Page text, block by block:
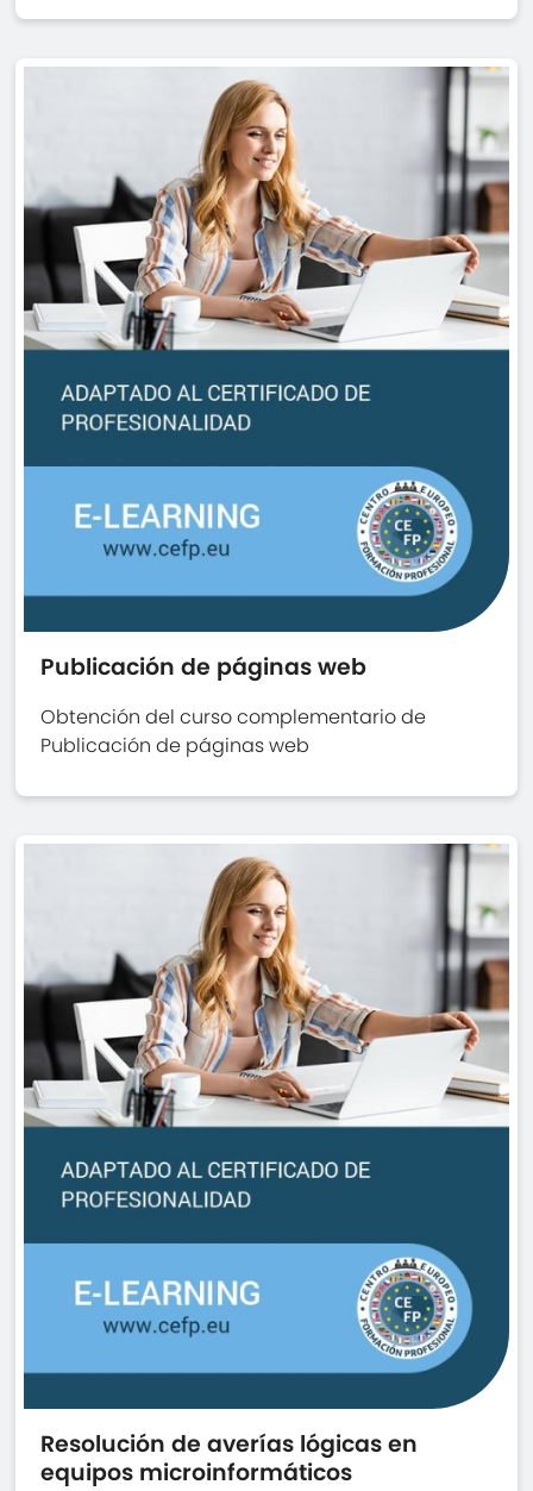
Publicación de páginas web
Obtención del curso complementario de
Publicación de páginas web
Resolución de averías lógicas en
equipos microinformáticos